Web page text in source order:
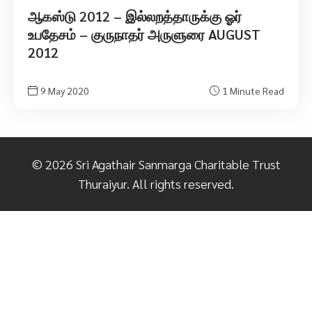
ஆகஸ்டு 2012 – இல்லறத்தாருக்கு ஓர்
உபதேசம் – குருநாதர் அருளுரை AUGUST
2012
9 May 2020 1 Minute Read
© 2026 Sri Agathair Sanmarga Charitable Trust
Thuraiyur. All rights reserved.